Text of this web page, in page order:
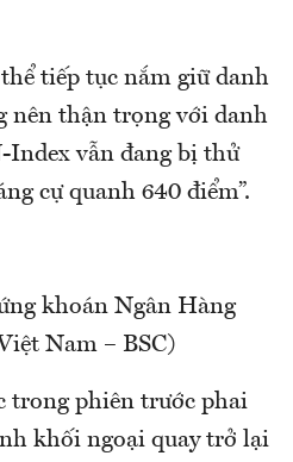
tiếp tục nắm giữ danh
nên thận trọng với danh
Index vẫn đang bị thử
cự quanh 640 điểm”.
khoán Ngân Hàng
Nam – BSC)
trong phiên trước phai
khối ngoại quay trở lại